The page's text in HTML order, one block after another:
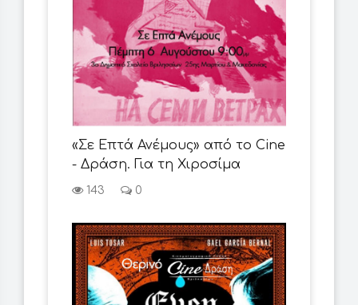
«Σε Επτά Ανέμους» από το Cine
- Δράση. Για τη Χιροσίμα
143 0